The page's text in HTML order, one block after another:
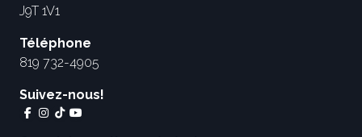
J9T 1V1
Téléphone
819 732-4905
Suivez-nous!